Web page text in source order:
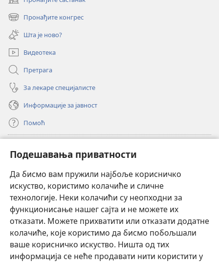
Подешавања приватности
Да бисмо вам пружили најбоље корисничко
искуство, користимо колачиће и сличне
технологије. Неки колачићи су неопходни за
функционисање нашег сајта и не можете их
отказати. Можете прихватити или отказати додатне
колачиће, које користимо да бисмо побољшали
ваше корисничко искуство. Ништа од тих
информација се неће продавати нити користити у
(отвара
нови
прозор)
Пронађите конгрес
(отвара
нови
прозор)
Шта је ново?
Видеотека
Претрага
За лекаре специјалисте
Информације за јавност
Помоћ
(отвара
нови
прозор)ОНЛАЈН БИБЛИОТЕКА Watchtower
(отвара
нови
прозор)JW Hub®
(отвара
нови
прозор)JW Library
Watchtower Library ®